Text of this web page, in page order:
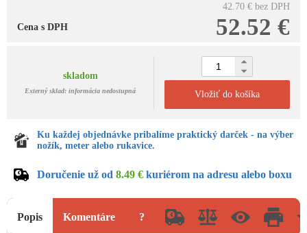
42.70 € bez DPH
52.52 €
Cena s DPH
skladom
Externý sklad: informácia nedostupná Vložiť do košíka
Ku každej objednávke pribalíme praktický darček - na výber
nožík, meter alebo rukavice.
Doručenie už od 8.49 € kuriérom na adresu alebo boxu
Popis Komentáre ?